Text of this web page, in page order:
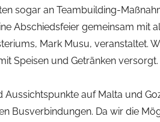
sogar an Teambuilding-
Abschiedsfeier gemeinsam mit
Mark Musu, veranstaltet.
Speisen und Getränken versorgt.
Aussichtspunkte auf Malta und
Busverbindungen. Da wir die